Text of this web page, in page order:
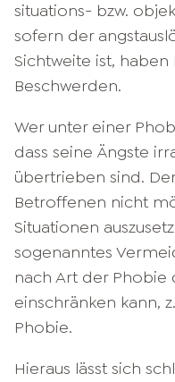
situations- bzw.
sofern der
Sichtweite ist,
Beschwerden.
Wer unter einer
dass seine Ängste
übertrieben sind.
Betroffenen nicht
Situationen
sogenanntes
nach Art der Phobie
einschränken kann,
Phobie.
Hieraus lässt sich